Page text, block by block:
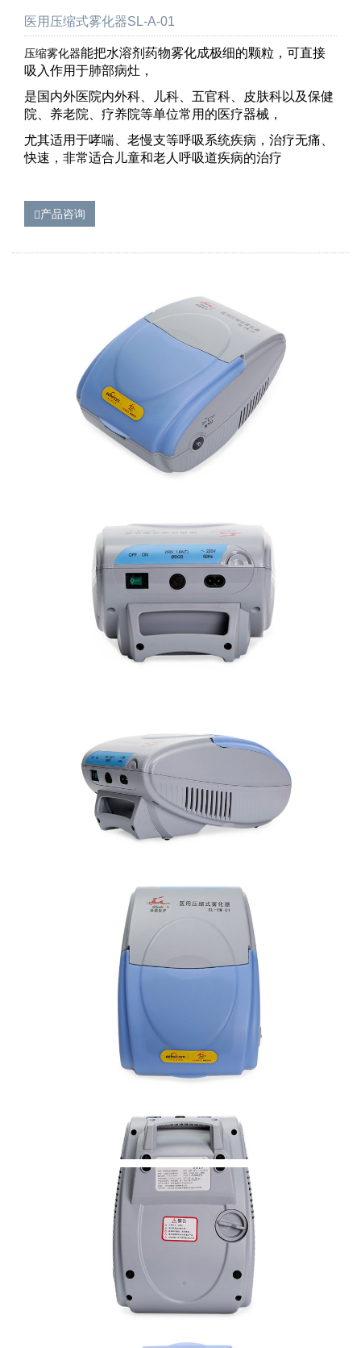
医用压缩式雾化器SL-A-01
压缩雾化器能把水溶剂药物雾化成极细的颗粒，可直接
吸入作用于肺部病灶，
是国内外医院内外科、儿科、五官科、皮肤科以及保健
院、养老院、疗养院等单位常用的医疗器械，
尤其适用于哮喘、老慢支等呼吸系统疾病，治疗无痛、
快速，非常适合儿童和老人呼吸道疾病的治疗
产品咨询